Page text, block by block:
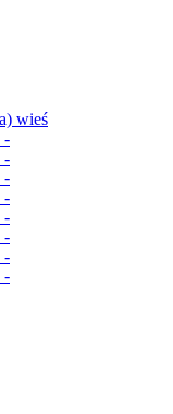
wieś